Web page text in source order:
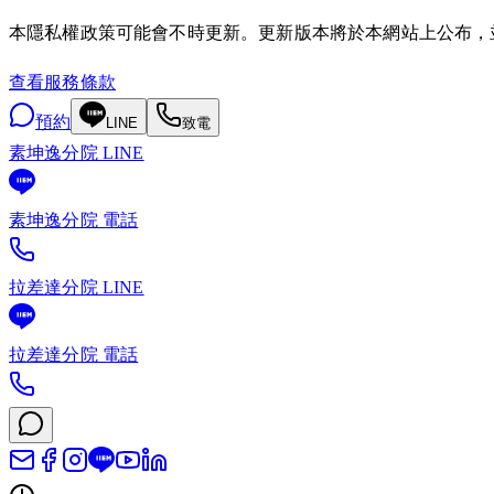
本隱私權政策可能會不時更新。更新版本將於本網站上公布，
查看服務條款
預約 LINE 致電
素坤逸分院 LINE
素坤逸分院 電話
拉差達分院 LINE
拉差達分院 電話